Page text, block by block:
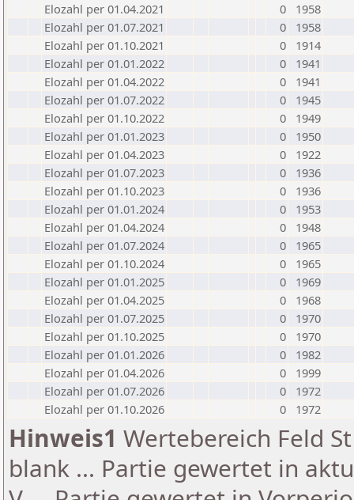
Elozahl per 01.04.2021
0
1958
Elozahl per 01.07.2021
0
1958
Elozahl per 01.10.2021
0
1914
Elozahl per 01.01.2022
0
1941
Elozahl per 01.04.2022
0
1941
Elozahl per 01.07.2022
0
1945
Elozahl per 01.10.2022
0
1949
Elozahl per 01.01.2023
0
1950
Elozahl per 01.04.2023
0
1922
Elozahl per 01.07.2023
0
1936
Elozahl per 01.10.2023
0
1936
Elozahl per 01.01.2024
0
1953
Elozahl per 01.04.2024
0
1948
Elozahl per 01.07.2024
0
1965
Elozahl per 01.10.2024
0
1965
Elozahl per 01.01.2025
0
1969
Elozahl per 01.04.2025
0
1968
Elozahl per 01.07.2025
0
1970
Elozahl per 01.10.2025
0
1970
Elozahl per 01.01.2026
0
1982
Elozahl per 01.04.2026
0
1999
Elozahl per 01.07.2026
0
1972
Elozahl per 01.10.2026
0 1972
Hinweis1 Wertebereich Feld
blank ... Partie gewertet in